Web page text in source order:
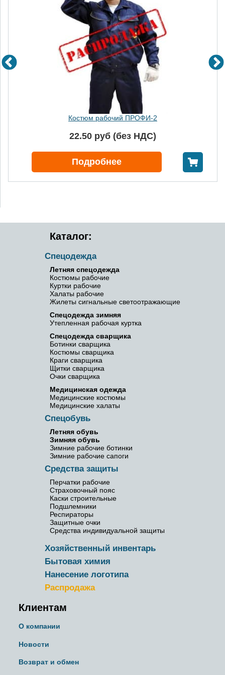
Костюм рабочий ПРОФИ-2
22.50 руб (без НДС)
Подробнее
Каталог:
Спецодежда
Летняя спецодежда
Костюмы рабочие
Куртки рабочие
Халаты рабочие
Жилеты сигнальные светоотражающие
Спецодежда зимняя
Утепленная рабочая куртка
Спецодежда сварщика
Ботинки сварщика
Костюмы сварщика
Краги сварщика
Щитки сварщика
Очки сварщика
Медицинская одежда
Медицинские костюмы
Медицинские халаты
Спецобувь
Летняя обувь
Зимняя обувь
Зимние рабочие ботинки
Зимние рабочие сапоги
Средства защиты
Перчатки рабочие
Страховочный пояс
Каски строительные
Подшлемники
Респираторы
Защитные очки
Средства индивидуальной защиты
Хозяйственный инвентарь
Бытовая химия
Нанесение логотипа
Распродажа
Клиентам
О компании
Новости
Возврат и обмен